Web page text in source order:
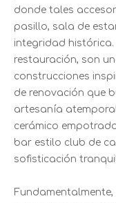
donde tales
pasillo, sala de
integridad
restauración, son
construcciones
de renovación que
artesanía
cerámico
bar estilo club de
sofisticación